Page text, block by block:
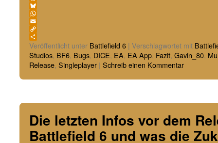
Facebook
Bluesky
WhatsApp
Email
Copy
Link
Teilen
Veröffentlicht unter Battlefield 6 | Verschlagwortet mit
Studios, BF6, Bugs, DICE, EA, EA App, Fazit, Gavin_80,
Release, Singleplayer | Schreib einen Kommentar
Die letzten Infos vor dem
Battlefield 6 und was die